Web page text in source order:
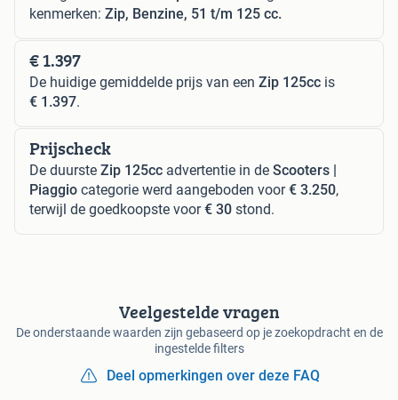
kenmerken: Zip, Benzine, 51 t/m 125 cc.
€ 1.397
De huidige gemiddelde prijs van een Zip 125cc is
€ 1.397.
Prijscheck
De duurste Zip 125cc advertentie in de Scooters |
Piaggio categorie werd aangeboden voor€ 3.250,
terwijl de goedkoopste voor€ 30 stond.
Veelgestelde vragen
De onderstaande waarden zijn gebaseerd op je zoekopdracht en de
ingestelde filters
Deel opmerkingen over deze FAQ